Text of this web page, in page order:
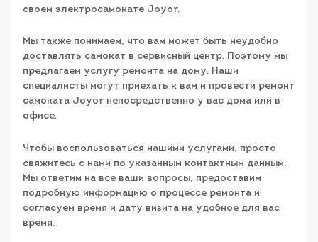
своем электросамокате Joyor.
Мы также понимаем, что вам может быть неудобно
доставлять самокат в сервисный центр. Поэтому мы
предлагаем услугу ремонта на дому. Наши
специалисты могут приехать к вам и провести ремонт
самоката Joyor непосредственно у вас дома или в
офисе.
Чтобы воспользоваться нашими услугами, просто
свяжитесь с нами по указанным контактным данным.
Мы ответим на все ваши вопросы, предоставим
подробную информацию о процессе ремонта и
согласуем время и дату визита на удобное для вас
время.